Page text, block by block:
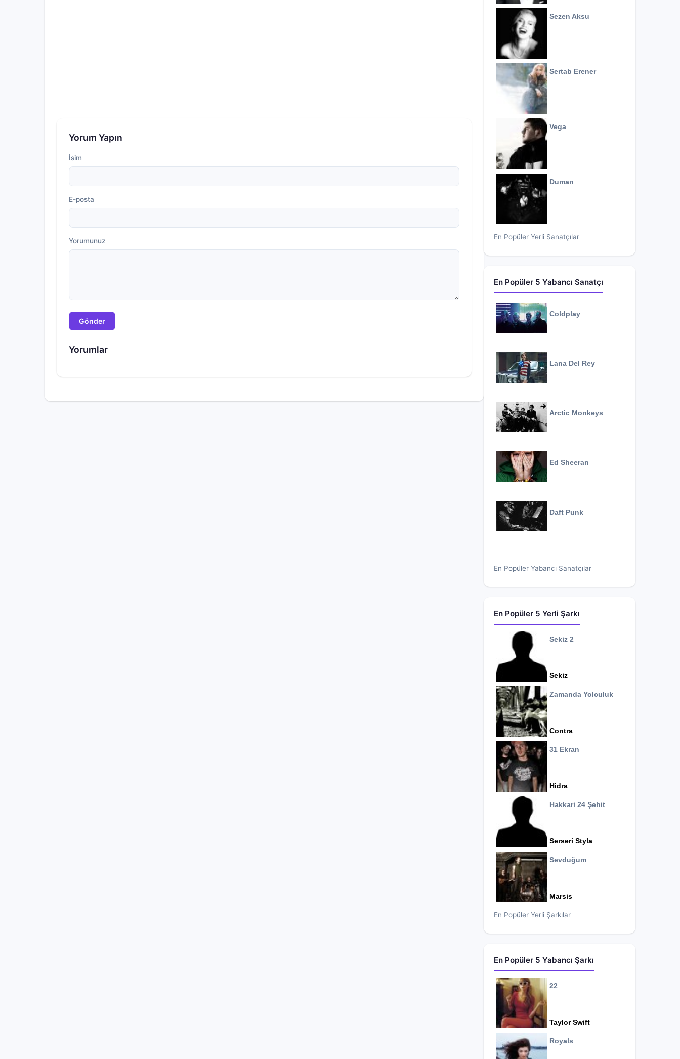
Yorum Yapın
İsim
E-posta
Yorumunuz
Gönder
Yorumlar
Sezen Aksu
Sertab Erener
Vega
Duman
En Popüler Yerli Sanatçılar
En Popüler 5 Yabancı Sanatçı
Coldplay
Lana Del Rey
Arctic Monkeys
Ed Sheeran
Daft Punk
En Popüler Yabancı Sanatçılar
En Popüler 5 Yerli Şarkı
Sekiz 2
Sekiz
Zamanda Yolculuk
Contra
31 Ekran
Hidra
Hakkari 24 Şehit
Serseri Styla
Sevduğum
Marsis
En Popüler Yerli Şarkılar
En Popüler 5 Yabancı Şarkı
22
Taylor Swift
Royals